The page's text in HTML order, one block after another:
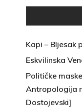
Kapi – Bljesak
Eskvilinska
Političke
Antropologija
Dostojevski]